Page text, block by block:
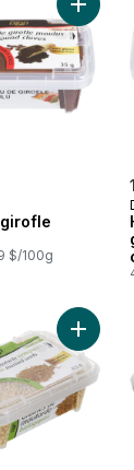
épices graines
$/100g
Ajouter
moulu auAjouter